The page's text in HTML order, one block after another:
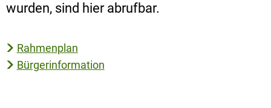
wurden, sind hier abrufbar.
Rahmenplan
Bürgerinformation